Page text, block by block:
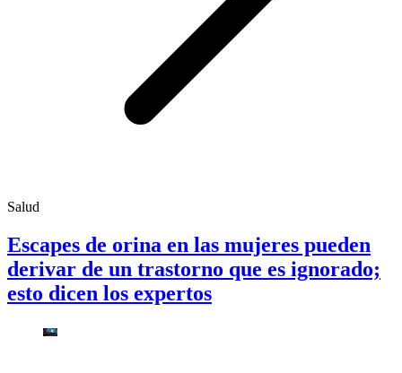
Salud
Escapes de orina en las mujeres pueden
derivar de un trastorno que es ignorado;
esto dicen los expertos